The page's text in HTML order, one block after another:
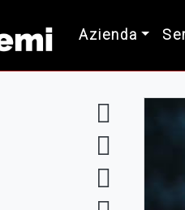
Azienda